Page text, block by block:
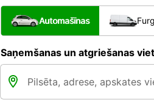
Automašīnas
Saņemšanas un atgriešanas